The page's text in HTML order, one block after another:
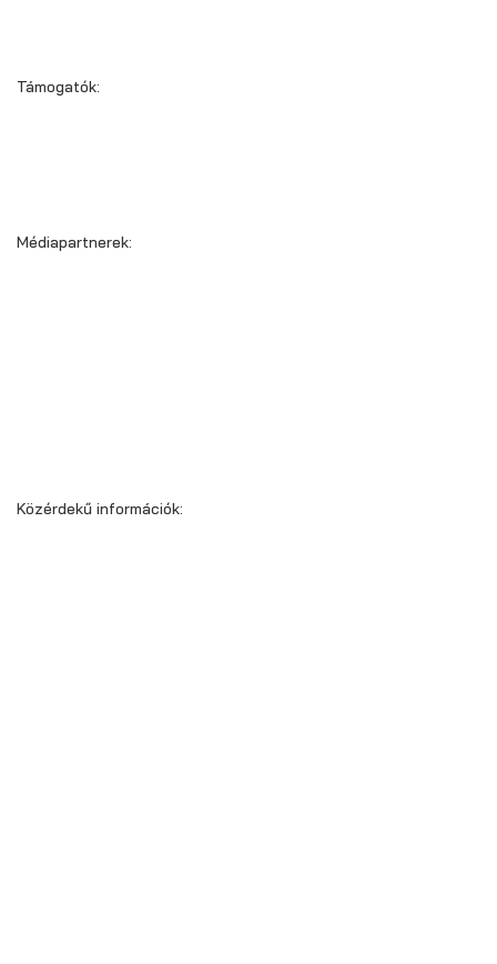
Támogatók:
Médiapartnerek:
Közérdekű információk: